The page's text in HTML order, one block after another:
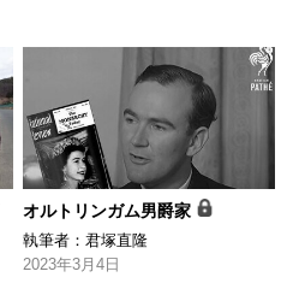
オルトリンガム男爵家
執筆者：君塚直隆
2023年3月4日